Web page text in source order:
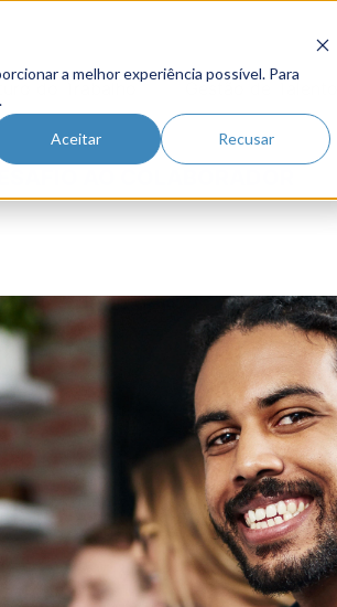
a melhor experiência possível. Para
.
Aceitar Recusar
do Trabalho Gestão de Talentos